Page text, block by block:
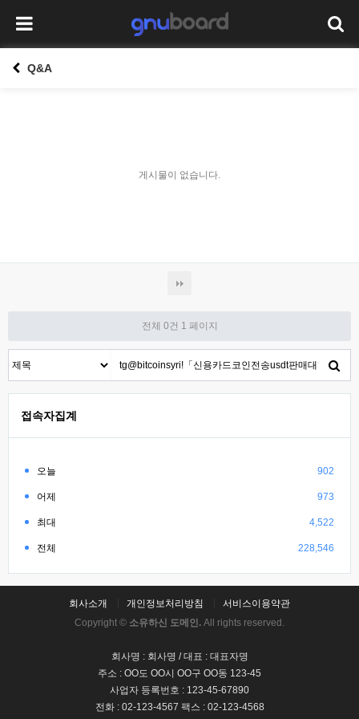
Q&A
게시물이 없습니다.
전체 0건 1 페이지
접속자집계
오늘 902
어제 973
최대 4,522
전체 228,546
회사소개 개인정보처리방침
서비스이용약관
Copyright © 소유하신 도메인. All rights reserved.
회사명 : 회사명 / 대표 : 대표자명
주소 : OO도 OO시 OO구 OO동 123-45
사업자 등록번호 : 123-45-67890
전화 : 02-123-4567 팩스 : 02-123-4568